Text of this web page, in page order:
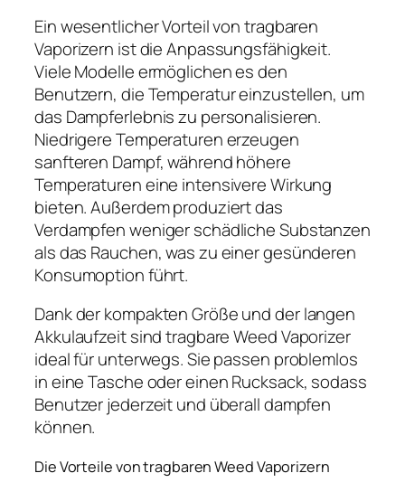
Ein wesentlicher Vorteil von tragbaren
Vaporizern ist die Anpassungsfähigkeit.
Viele Modelle ermöglichen es den
Benutzern, die Temperatur einzustellen, um
das Dampferlebnis zu personalisieren.
Niedrigere Temperaturen erzeugen
sanfteren Dampf, während höhere
Temperaturen eine intensivere Wirkung
bieten. Außerdem produziert das
Verdampfen weniger schädliche Substanzen
als das Rauchen, was zu einer gesünderen
Konsumoption führt.
Dank der kompakten Größe und der langen
Akkulaufzeit sind tragbare Weed Vaporizer
ideal für unterwegs. Sie passen problemlos
in eine Tasche oder einen Rucksack, sodass
Benutzer jederzeit und überall dampfen
können.
Die Vorteile von tragbaren Weed Vaporizern